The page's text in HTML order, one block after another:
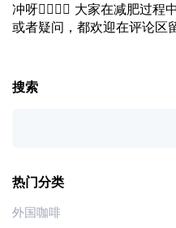
冲呀🏃‍♀️🏃‍♂️ 大家在减肥过程
或者疑问，都欢迎在评论区
搜索
热门分类
外国咖啡